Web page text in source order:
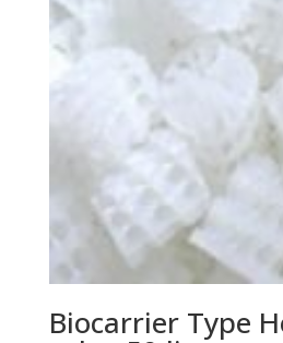
Biocarrier Type